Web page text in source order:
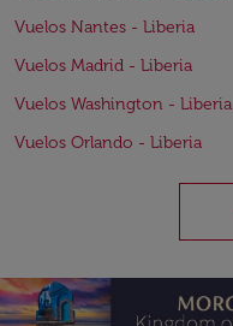
Vuelos Nantes - Liberia
Vuelos Madrid - Liberia
Vuelos Washington - Liberia
Vuelos Orlando - Liberia